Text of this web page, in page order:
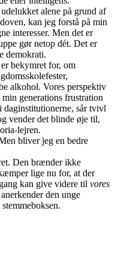
alene på grund af
kan jeg forstå på min
interesser. Men det er
gør netop dét. Det er
demokrati.
bekymret for, om
alkohol. Vores perspektiv
generations frustration
sår tvivl
vender det blinde øje til,
lejren.
bliver jeg en bedre
Den brænder ikke
lige nu for, at der
kan give videre til vores
den unge